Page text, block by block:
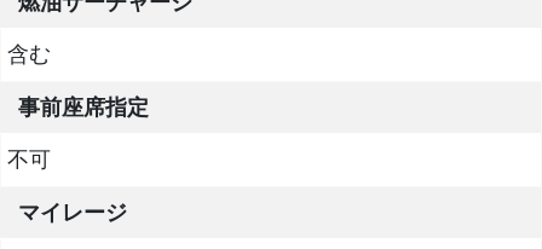
含む
事前座席指定
不可
マイレージ